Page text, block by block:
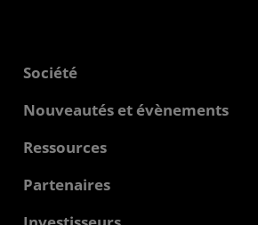
Société
À propos d'AMD
Responsabilité d'entreprise
Nous contacter
Nouveautés et évènements
Salle de presse
Médiathèque
Ressources
Centre pour les développeurs
Partenaires
Hub partenaires AMD